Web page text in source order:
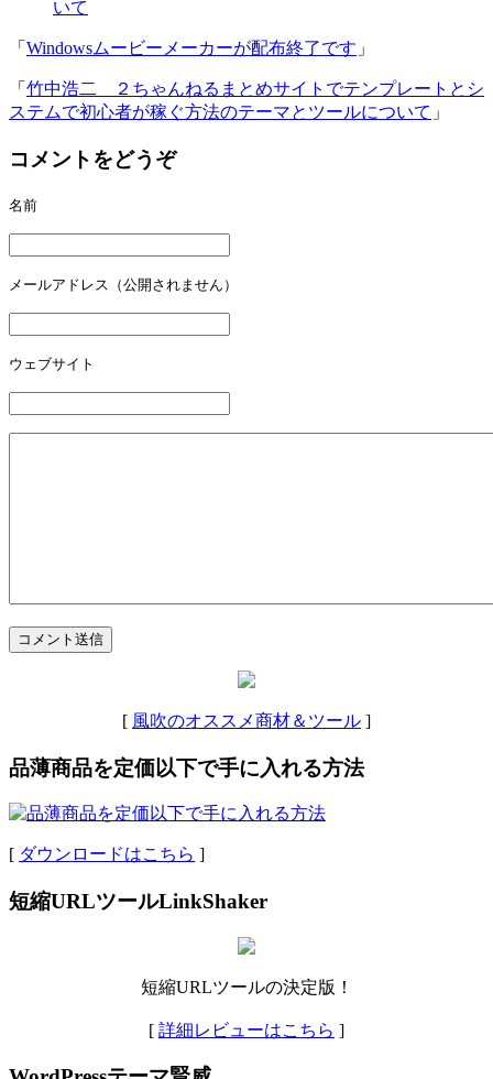
いて
「 Windowsムービーメーカーが配布終了です 」
「 竹中浩二 ２ちゃんねるまとめサイトでテンプレートとシ
ステムで初心者が稼ぐ方法のテーマとツールについて 」
コメントをどうぞ
名前
メールアドレス（公開されません）
ウェブサイト
コメント送信
[ 風吹のオススメ商材＆ツール ]
品薄商品を定価以下で手に入れる方法
[ ダウンロードはこちら ]
短縮URLツールLinkShaker
短縮URLツールの決定版！
[ 詳細レビューはこちら ]